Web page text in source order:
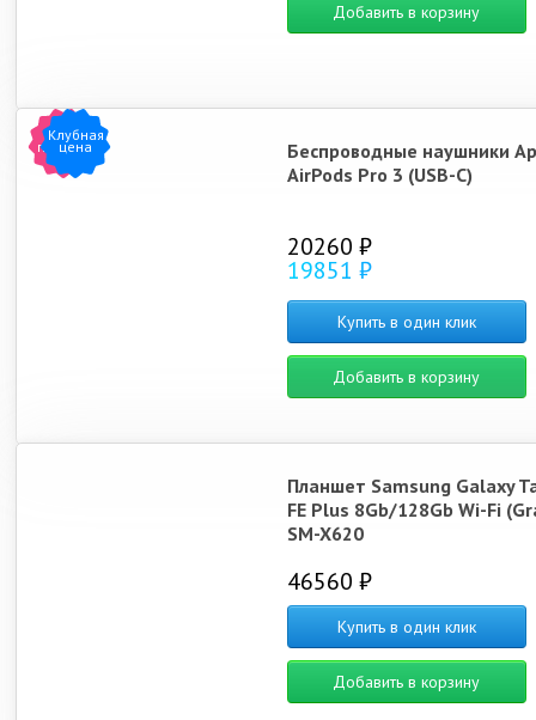
Добавить в корзину
Хит
продаж
Клубная
цена
Беспроводные наушники
AirPods Pro 3 (USB-C)
20260 ₽
19851 ₽
Купить в один клик
Добавить в корзину
Планшет Samsung Galaxy
FE Plus 8Gb/128Gb Wi-Fi
SM-X620
46560 ₽
Купить в один клик
Добавить в корзину